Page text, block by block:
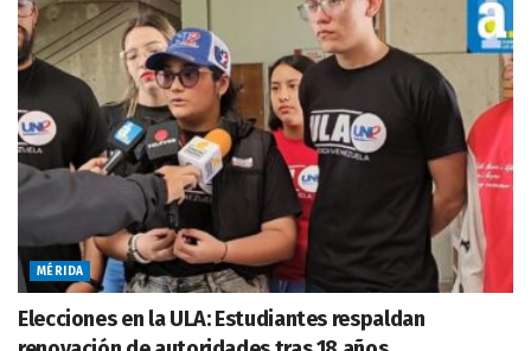
MÉRIDA
Elecciones en la ULA: Estudiantes respaldan